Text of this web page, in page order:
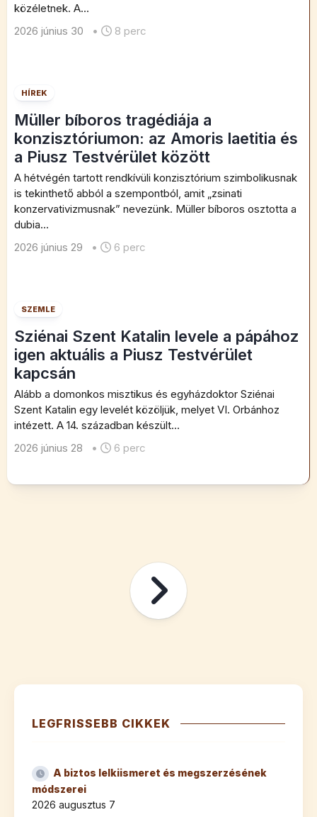
közéletnek. A...
2026 június 30
• 8 perc
HÍREK
Müller bíboros tragédiája a
konzisztóriumon: az Amoris laetitia és
a Piusz Testvérület között
A hétvégén tartott rendkívüli konzisztórium szimbolikusnak
is tekinthető abból a szempontból, amit „zsinati
konzervativizmusnak” nevezünk. Müller bíboros osztotta a
dubia...
2026 június 29
• 6 perc
SZEMLE
Sziénai Szent Katalin levele a pápához
igen aktuális a Piusz Testvérület
kapcsán
Alább a domonkos misztikus és egyházdoktor Sziénai
Szent Katalin egy levelét közöljük, melyet VI. Orbánhoz
intézett. A 14. században készült...
2026 június 28
• 6 perc
LEGFRISSEBB CIKKEK
A biztos lelkiismeret és megszerzésének
módszerei
2026 augusztus 7